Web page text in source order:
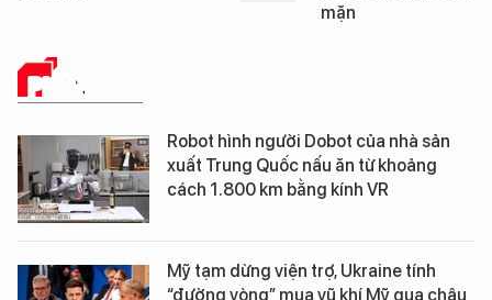
PHÂN TÍCH
Robot hình người Dobot của nhà sản
xuất Trung Quốc nấu ăn từ khoảng
cách 1.800 km bằng kính VR
Mỹ tạm dừng viện trợ, Ukraine tính
“đường vòng” mua vũ khí Mỹ qua châu